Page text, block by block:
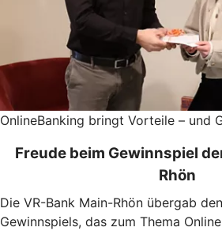
OnlineBanking bringt Vorteile – und
Freude beim Gewinnspiel
Rhön
Die VR-Bank Main-Rhön übergab
Gewinnspiels, das zum Thema